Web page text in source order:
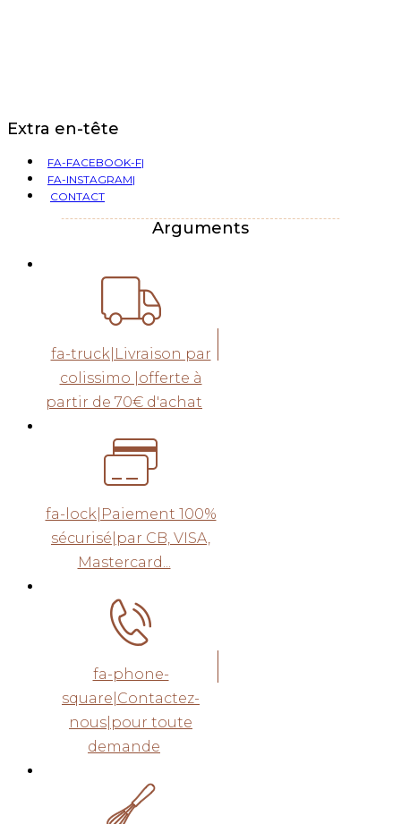
Extra en-tête
FA-FACEBOOK-F|
FA-INSTAGRAM|
CONTACT
Arguments
fa-truck|Livraison par
colissimo |offerte à
partir de 70€ d'achat
fa-lock|Paiement 100%
sécurisé|par CB, VISA,
Mastercard...
fa-phone-
square|Contactez-
nous|pour toute
demande